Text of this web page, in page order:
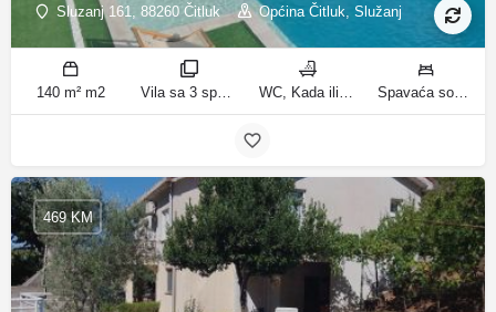
Sluzanj 161, 88260 Čitluk Općina Čitluk, Služanj
140 m² m2 Vila sa 3 spavaće sobe sobe WC, Kada ili tuš kupatila Spavaća soba 1: 1 bračni krevet | Spavaća soba 2: 2 kreveta za jednu osobu | Spavaća soba 3: 2 kreveta za jednu osobu | Dnevni boravak: 1 kauč na razvlačenje ležaja
469 KM